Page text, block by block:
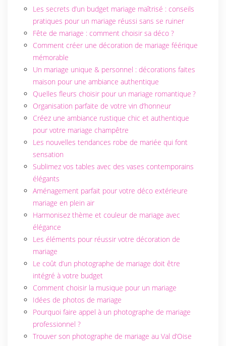
Les secrets d’un budget mariage maîtrisé : conseils
pratiques pour un mariage réussi sans se ruiner
Fête de mariage : comment choisir sa déco ?
Comment créer une décoration de mariage féérique
mémorable
Un mariage unique & personnel : décorations faites
maison pour une ambiance authentique
Quelles fleurs choisir pour un mariage romantique ?
Organisation parfaite de votre vin d’honneur
Créez une ambiance rustique chic et authentique
pour votre mariage champêtre
Les nouvelles tendances robe de mariée qui font
sensation
Sublimez vos tables avec des vases contemporains
élégants
Aménagement parfait pour votre déco extérieure
mariage en plein air
Harmonisez thème et couleur de mariage avec
élégance
Les éléments pour réussir votre décoration de
mariage
Le coût d’un photographe de mariage doit être
intégré à votre budget
Comment choisir la musique pour un mariage
Idées de photos de mariage
Pourquoi faire appel à un photographe de mariage
professionnel ?
Trouver son photographe de mariage au Val d’Oise